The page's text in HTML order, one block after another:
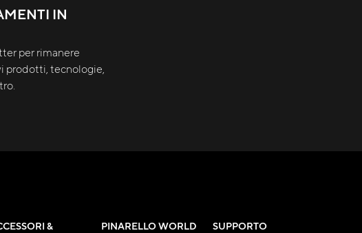
IN
per rimanere
prodotti, tecnologie,
&
PINARELLO WORLD SUPPORTO